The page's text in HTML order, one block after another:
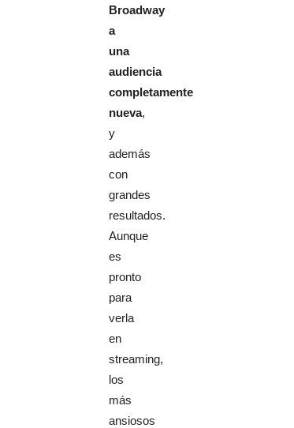
Broadway
a
una
audiencia
completamente
nueva,
y
además
con
grandes
resultados.
Aunque
es
pronto
para
verla
en
streaming,
los
más
ansiosos